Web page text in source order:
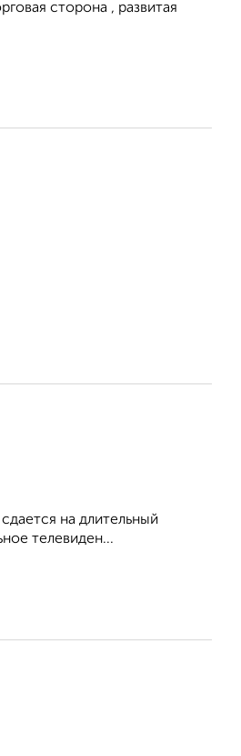
сторона , развитая
на длительный
телевиден...